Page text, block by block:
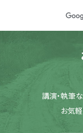
講演・執筆
お気